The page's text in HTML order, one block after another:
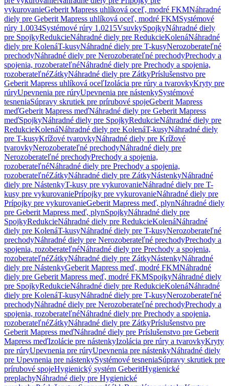
vykurovanieGeberit Mapress uhlíková oceľ, modré FKMNáhradné
diely pre Geberit Mapress uhlíková oceľ, modré FKMSystémové
rúry 1.0034Systémové rúry 1.0215VsuvkySpojkyNáhradné diely
pre SpojkyRedukcieNáhradné diely pre RedukcieKolenáNáhradné
diely pre KolenáT-kusyNáhradné diely pre T-kusyNerozoberateľné
prechodyNáhradné diely pre Nerozoberateľné prechodyPrechody a
spojenia, rozoberateľnéNáhradné diely pre Prechody a spojenia,
rozoberateľnéZátkyNáhradné diely pre ZátkyPríslušenstvo pre
Geberit Mapress uhlíková oceľIzolácia pre rúry a tvarovkyKryty pre
rúryUpevnenia pre rúryUpevnenia pre nástenkySystémové
tesneniaSúpravy skrutiek pre prírubové spojeGeberit Mapress
meďGeberit Mapress meďNáhradné diely pre Geberit Mapress
meďSpojkyNáhradné diely pre SpojkyRedukcieNáhradné diely pre
RedukcieKolenáNáhradné diely pre KolenáT-kusyNáhradné diely
pre T-kusyKrížové tvarovkyNáhradné diely pre Krížové
tvarovkyNerozoberateľné prechodyNáhradné diely pre
Nerozoberateľné prechodyPrechody a spojenia,
rozoberateľnéNáhradné diely pre Prechody a spojenia,
rozoberateľnéZátkyNáhradné diely pre ZátkyNástenkyNáhradné
diely pre NástenkyT-kusy pre vykurovanieNáhradné diely pre T-
kusy pre vykurovaniePrípojky pre vykurovanieNáhradné diely pre
Prípojky pre vykurovanieGeberit Mapress meď, plynNáhradné diely
pre Geberit Mapress meď, plynSpojkyNáhradné diely pre
SpojkyRedukcieNáhradné diely pre RedukcieKolenáNáhradné
diely pre KolenáT-kusyNáhradné diely pre T-kusyNerozoberateľné
prechodyNáhradné diely pre Nerozoberateľné prechodyPrechody a
spojenia, rozoberateľnéNáhradné diely pre Prechody a spojenia,
rozoberateľnéZátkyNáhradné diely pre ZátkyNástenkyNáhradné
diely pre NástenkyGeberit Mapress meď, modré FKMNáhradné
diely pre Geberit Mapress meď, modré FKMSpojkyNáhradné diely
pre SpojkyRedukcieNáhradné diely pre RedukcieKolenáNáhradné
diely pre KolenáT-kusyNáhradné diely pre T-kusyNerozoberateľné
prechodyNáhradné diely pre Nerozoberateľné prechodyPrechody a
spojenia, rozoberateľnéNáhradné diely pre Prechody a spojenia,
rozoberateľnéZátkyNáhradné diely pre ZátkyPríslušenstvo pre
Geberit Mapress meďNáhradné diely pre Príslušenstvo pre Geberit
Mapress meďIzolácie pre nástenkyIzolácia pre rúry a tvarovkyKryty
pre rúryUpevnenia pre rúryUpevnenia pre nástenkyNáhradné diely
pre Upevnenia pre nástenkySystémové tesneniaSúpravy skrutiek pre
prírubové spojeHygienický systém GeberitHygienické
preplachyNáhradné diely pre Hygienické